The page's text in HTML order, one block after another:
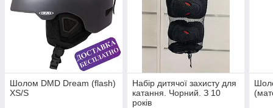
Шолом DMD Dream (flash)
XS/S
Набір дитячої захисту для
катання. Чорний. З 10
років